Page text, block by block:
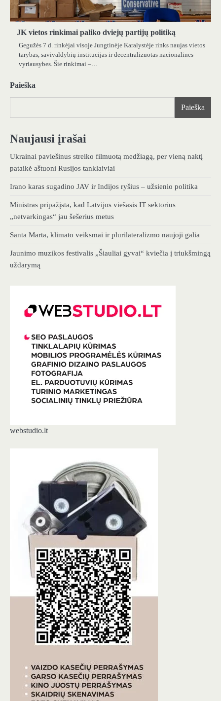
JK vietos rinkimai paliko dviejų partijų politiką
Gegužės 7 d. rinkėjai visoje Jungtinėje Karalystėje rinks naujas vietos
tarybas, savivaldybių institucijas ir decentralizuotas nacionalines
vyriausybes. Šie rinkimai –…
Paieška
Paieška
Naujausi įrašai
Ukrainai paviešinus streiko filmuotą medžiagą, per vieną naktį
pataikė aštuoni Rusijos tanklaiviai
Irano karas sugadino JAV ir Indijos ryšius – užsienio politika
Ministras pripažįsta, kad Latvijos viešasis IT sektorius
„netvarkingas“ jau šešerius metus
Santa Marta, klimato veiksmai ir plurilateralizmo naujoji galia
Jaunimo muzikos festivalis „Šiauliai gyvai“ kviečia į triukšmingą
uždarymą
webstudio.lt